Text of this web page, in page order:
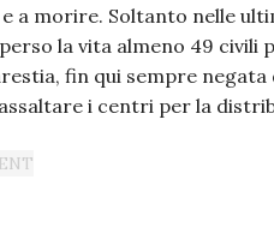
a morire. Soltanto nelle
la vita almeno 49
fin qui sempre
i centri per la